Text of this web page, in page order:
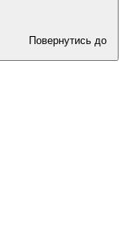
Повернутись до